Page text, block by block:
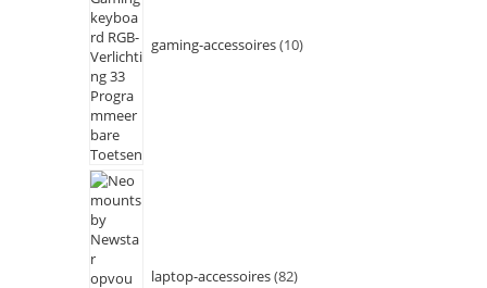
gaming-accessoires 10
laptop-accessoires 82